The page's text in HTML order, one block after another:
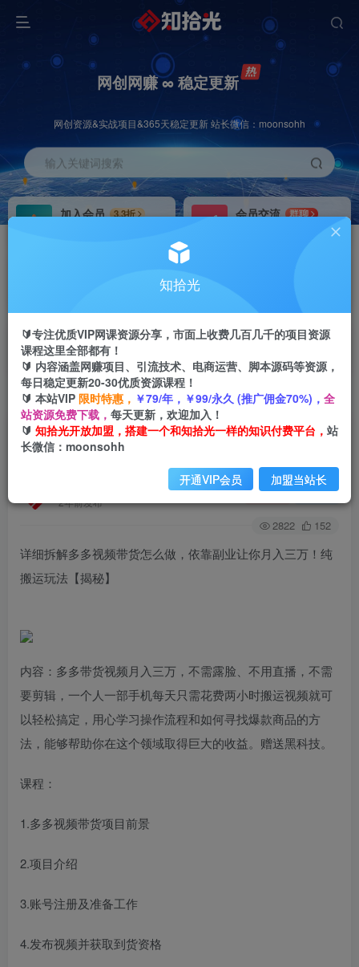
网创网赚 ∞ 稳定更新
网创资源&实战项目&365天稳定更新 站长微信：moonsohh
输入关键词搜索
加入会员
3.3折
会员交流
群聊
首页 创业课程 会员免费 正文
详细拆解多多视频带货怎么做，依靠副业让你月入
三万！纯搬运玩法【揭秘】
2年前发布
关注 私信
2822 152
详细拆解多多视频带货怎么做，依靠副业让你月入三万！纯
搬运玩法【揭秘】
内容：多多带货视频月入三万，不需露脸、不用直播，不需
要剪辑，一个人一部手机每天只需花费两小时搬运视频就可
以轻松搞定，用心学习操作流程和如何寻找爆款商品的方
法，能够帮助你在这个领域取得巨大的收益。赠送黑科技。
课程：
1.多多视频带货项目前景
2.项目介绍
3.账号注册及准备工作
4.发布视频并获取到货资格
知拾光
🔰专注优质VIP网课资源分享，市面上收费几百几千的项目资源
课程这里全部都有！
🔰 内容涵盖网赚项目、引流技术、电商运营、脚本源码等资源，
每日稳定更新20-30优质资源课程！
🔰 本站VIP 限时特惠， ￥79/年，￥99/永久 (推广佣金70%)， 全
站资源免费下载， 每天更新，欢迎加入！
🔰 知拾光开放加盟，搭建一个和知拾光一样的知识付费平台， 站
长微信：moonsohh
开通VIP会员 加盟当站长